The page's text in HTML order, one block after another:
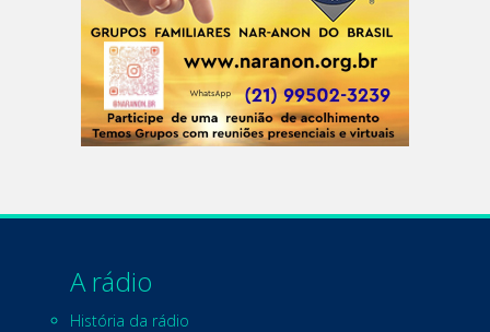
A rádio
História da rádio